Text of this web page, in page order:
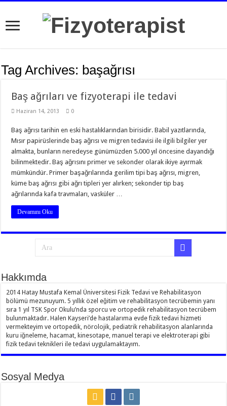
Tag Archives: başağrısı
Baş ağrıları ve fizyoterapi ile tedavi
Haziran 14, 2013 0
Baş ağrısı tarihin en eski hastalıklarından birisidir. Babil yazıtlarında,
Mısır papirüslerinde baş ağrısı ve migren tedavisi ile ilgili bilgiler yer
almakta, bunların neredeyse günümüzden 5.000 yıl öncesine dayandığı
bilinmektedir. Baş ağrısını primer ve sekonder olarak ikiye ayırmak
mümkündür. Primer başağrılarında gerilim tipi baş ağrısı, migren,
küme baş ağrısı gibi ağrı tipleri yer alırken; sekonder tip baş
ağrılarında kafa travmaları, vasküler …
Devamını Oku
Hakkımda
2014 Hatay Mustafa Kemal Üniversitesi Fizik Tedavi ve Rehabilitasyon
bölümü mezunuyum. 5 yıllık özel eğitim ve rehabilitasyon tecrübemin yanı
sıra 1 yıl TSK Spor Okulu’nda sporcu ve ortopedik rehabilitasyon tecrübem
bulunmaktadır. Halen Kayseri’de hastalarıma evde fizik tedavi hizmeti
vermekteyim ve ortopedik, nörolojik, pediatrik rehabilitasyon alanlarında
kuru iğneleme, hacamat, kinesotape, manuel terapi ve elektroterapi gibi
fizik tedavi teknikleri ile tedavi uygulamaktayım.
Sosyal Medya